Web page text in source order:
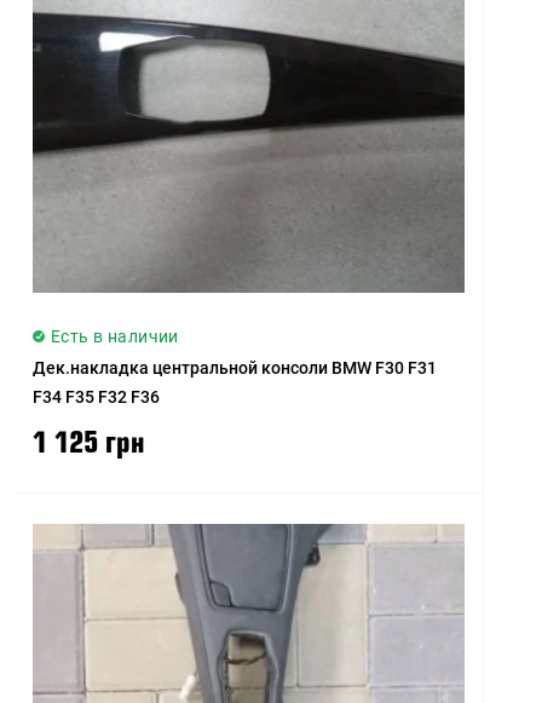
Есть в наличии
Дек.накладка центральной консоли BMW F30 F31
F34 F35 F32 F36
1 125 грн